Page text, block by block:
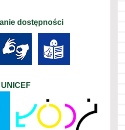
dostępności
UNICEF